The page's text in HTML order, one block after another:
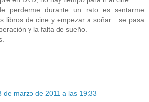
perderme durante un rato es sentarme
libros de cine y empezar a soñar... se pasa
y la falta de sueño.
de marzo de 2011 a las 19:33